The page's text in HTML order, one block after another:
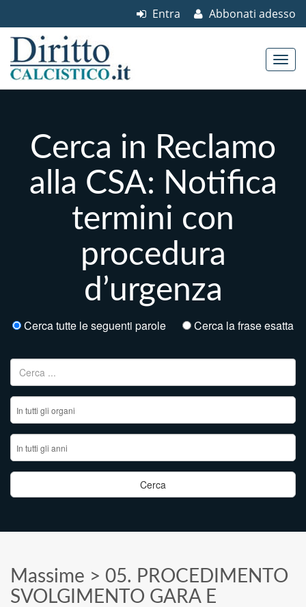
Abbonati adesso
Entra
Cerca in Reclamo
alla CSA: Notifica
termini con
procedura
d’urgenza
Cerca tutte le seguenti parole Cerca la frase esatta
Ricerca per:
Massime > 05. PROCEDIMENTO
SVOLGIMENTO GARA E